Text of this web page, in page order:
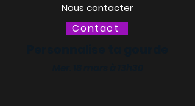
Nous contacter
Contact